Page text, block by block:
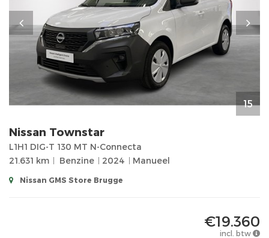
15
Nissan Townstar
L1H1 DIG-T 130 MT N-Connecta
21.631 km
Benzine 2024 Manueel
Nissan GMS Store Brugge
€19.360
incl. btw